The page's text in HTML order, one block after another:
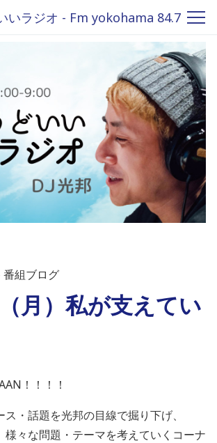
いラジオ - Fm yokohama 84.7
番組ブログ
月）私が支えてい
！！！！
・話題を光邦の目線で掘り下げ、
様々な問題・テーマを考えていくコーナ